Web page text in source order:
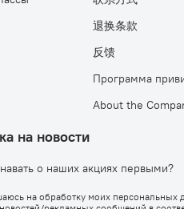
退换条款
反馈
Программа
About the
на новости
о наших акциях первыми?
на обработку моих персональных